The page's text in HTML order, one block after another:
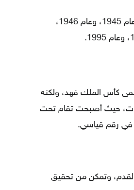
عام 1921، وعام 1925، وعام 1937، وعام 1945، وعام 1946،
كأس الملك فهد، ولكنه
حيث أصبحت تقام تحت
في رقم قياسي.
لكرة القدم، وتمكن من تحقيق